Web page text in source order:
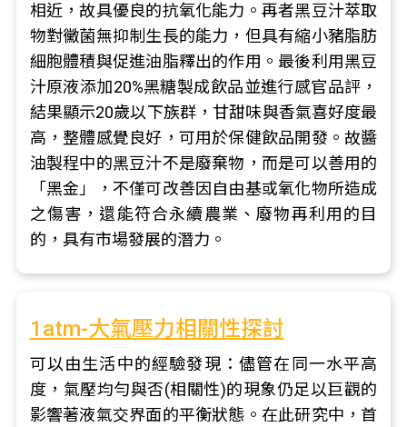
相近，故具優良的抗氧化能力。再者黑豆汁萃取
物對黴菌無抑制生長的能力，但具有縮小豬脂肪
細胞體積與促進油脂釋出的作用。最後利用黑豆
汁原液添加20%黑糖製成飲品並進行感官品評，
結果顯示20歲以下族群，甘甜味與香氣喜好度最
高，整體感覺良好，可用於保健飲品開發。故醬
油製程中的黑豆汁不是廢棄物，而是可以善用的
「黑金」，不僅可改善因自由基或氧化物所造成
之傷害，還能符合永續農業、廢物再利用的目
的，具有市場發展的潛力。
1atm-大氣壓力相關性探討
可以由生活中的經驗發現：儘管在同一水平高
度，氣壓均勻與否(相關性)的現象仍足以巨觀的
影響著液氣交界面的平衡狀態。在此研究中，首